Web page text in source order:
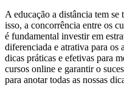
A educação a distância tem
isso, a concorrência entre os
é fundamental investir em
diferenciada e atrativa para os
dicas práticas e efetivas para
cursos online e garantir o
para anotar todas as nossas